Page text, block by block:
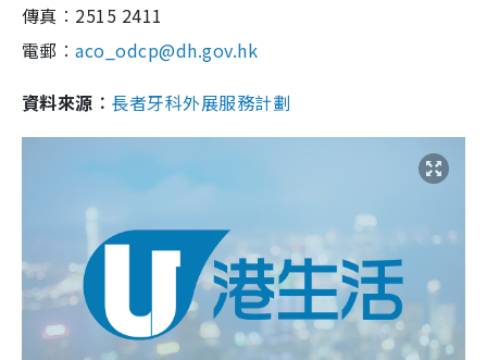
傳真︰2515 2411
電郵︰aco_odcp@dh.gov.hk
資料來源︰ 長者牙科外展服務計劃